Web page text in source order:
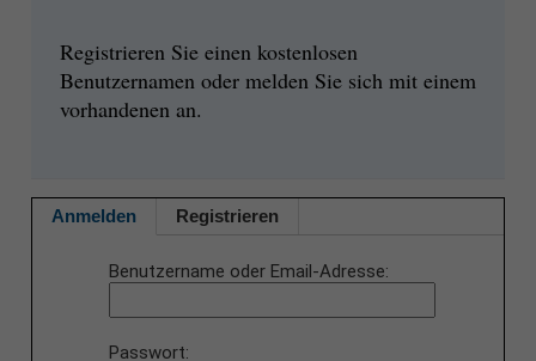
Registrieren Sie einen kostenlosen
Benutzernamen oder melden Sie sich mit einem
vorhandenen an.
Anmelden Registrieren
Benutzername oder Email-Adresse
Passwort